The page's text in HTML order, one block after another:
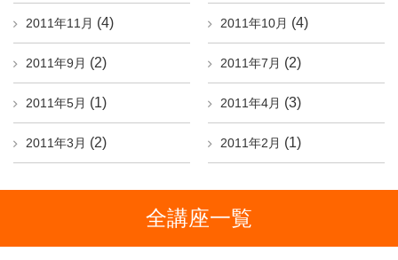
2011年11月 (4) 2011年10月 (4)
2011年9月 (2) 2011年7月 (2)
2011年5月 (1) 2011年4月 (3)
2011年3月 (2) 2011年2月 (1)
全講座一覧